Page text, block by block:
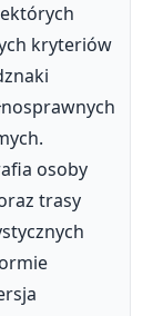
kryteriów
osoby
trasy